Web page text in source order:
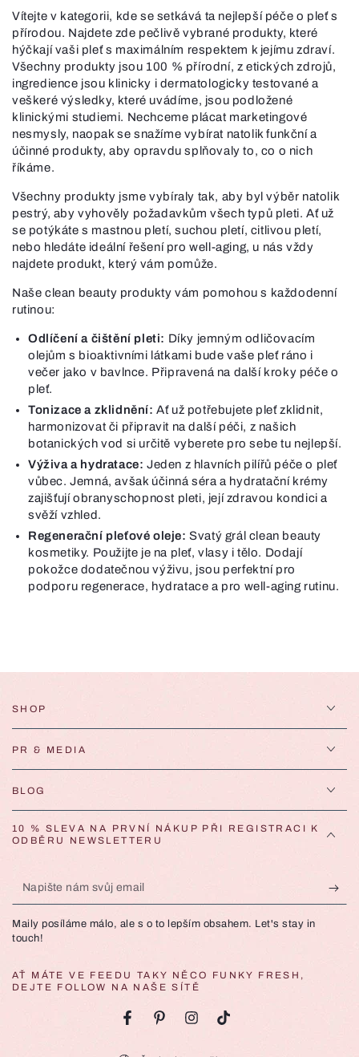
Vítejte v kategorii, kde se setkává ta nejlepší péče o pleť s
přírodou. Najdete zde pečlivě vybrané produkty, které
hýčkají vaši pleť s maximálním respektem k jejímu zdraví.
Všechny produkty jsou 100 % přírodní, z etických zdrojů,
ingredience jsou klinicky i dermatologicky testované a
veškeré výsledky, které uvádíme, jsou podložené
klinickými studiemi. Nechceme plácat marketingové
nesmysly, naopak se snažíme vybírat natolik funkční a
účinné produkty, aby opravdu splňovaly to, co o nich
říkáme.
Všechny produkty jsme vybíraly tak, aby byl výběr natolik
pestrý, aby vyhověly požadavkům všech typů pleti. Ať už
se potýkáte s mastnou pletí, suchou pletí, citlivou pletí,
nebo hledáte ideální řešení pro well-aging, u nás vždy
najdete produkt, který vám pomůže.
Naše clean beauty produkty vám pomohou s každodenní
rutinou:
Odlíčení a čištění pleti: Díky jemným odličovacím
olejům s bioaktivními látkami bude vaše pleť ráno i
večer jako v bavlnce. Připravená na další kroky péče o
pleť.
Tonizace a zklidnění:Ať už potřebujete pleť zklidnit,
harmonizovat či připravit na další péči, z našich
botanických vod si určitě vyberete pro sebe tu nejlepší.
Výživa a hydratace: Jeden z hlavních pilířů péče o pleť
vůbec. Jemná, avšak účinná séra a hydratační krémy
zajišťují obranyschopnost pleti, její zdravou kondici a
svěží vzhled.
Regenerační pleťové oleje: Svatý grál clean beauty
kosmetiky. Použijte je na pleť, vlasy i tělo. Dodají
pokožce dodatečnou výživu, jsou perfektní pro
podporu regenerace, hydratace a pro well-aging rutinu.
SHOP
PR & MEDIA
BLOG
10 % SLEVA NA PRVNÍ NÁKUP PŘI REGISTRACI K
ODBĚRU NEWSLETTERU
Napište
nám
svůj
Maily posíláme málo, ale s o to lepším obsahem. Let's stay in
touch!
AŤ MÁTE VE FEEDU TAKY NĚCO FUNKY FRESH,
DEJTE FOLLOW NA NAŠE SÍTĚ
FacebookPinterestInstagram
TikTok